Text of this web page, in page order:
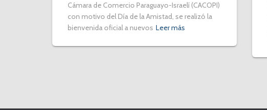
Cámara de Comercio Paraguayo-Israelí (CACOPI)
con motivo del Día de la Amistad, se realizó la
bienvenida oficial a nuevos Leer más